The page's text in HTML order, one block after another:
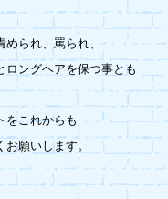
られ、罵られ、
ロングヘアを保つ事とも
をこれからも
願いします。